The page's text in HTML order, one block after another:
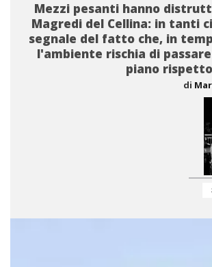
Mezzi pesanti hanno
Magredi del Cellina: in tanti
segnale del fatto che, in
l'ambiente rischia di
piano
di